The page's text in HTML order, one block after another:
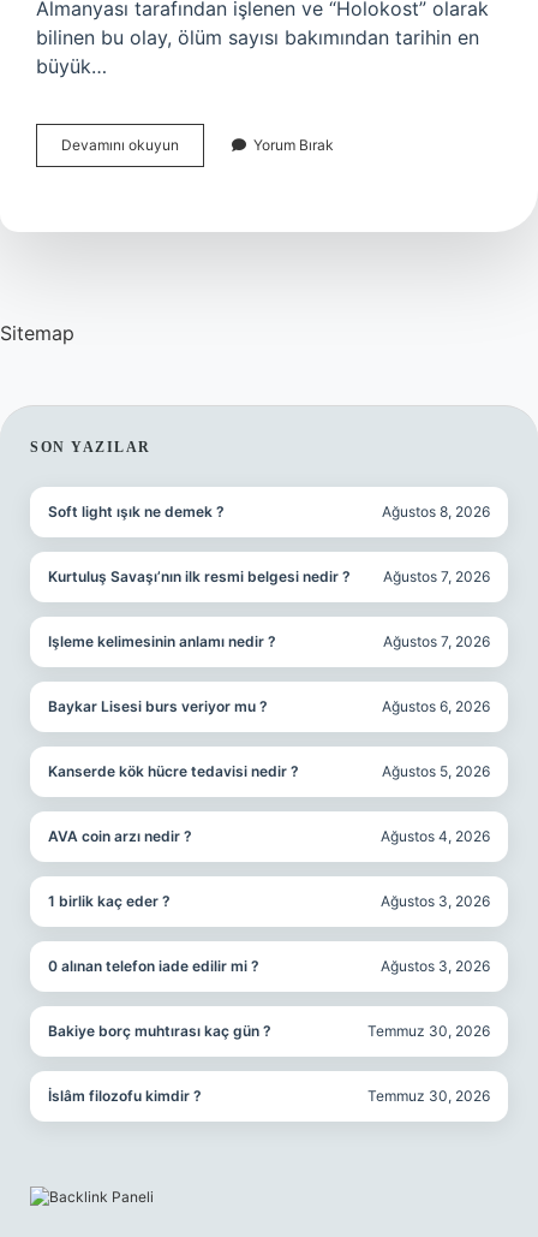
Almanyası tarafından işlenen ve “Holokost” olarak
bilinen bu olay, ölüm sayısı bakımından tarihin en
büyük…
Devamını okuyun
Katliamı
Yorum Bırak
Sitemap
SIDEBAR
SON YAZILAR
Soft light ışık ne demek ? Ağustos 8, 2026
Kurtuluş Savaşı’nın ilk resmi belgesi nedir ? Ağustos 7, 2026
Işleme kelimesinin anlamı nedir ? Ağustos 7, 2026
Baykar Lisesi burs veriyor mu ? Ağustos 6, 2026
Kanserde kök hücre tedavisi nedir ? Ağustos 5, 2026
AVA coin arzı nedir ? Ağustos 4, 2026
1 birlik kaç eder ? Ağustos 3, 2026
0 alınan telefon iade edilir mi ? Ağustos 3, 2026
Bakiye borç muhtırası kaç gün ? Temmuz 30, 2026
İslâm filozofu kimdir ? Temmuz 30, 2026